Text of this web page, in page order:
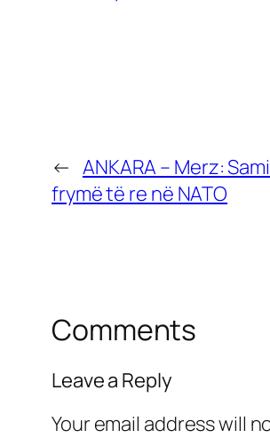
← ANKARA – Merz:
frymë të re në NATO
Comments
Leave a Reply
Your email address will